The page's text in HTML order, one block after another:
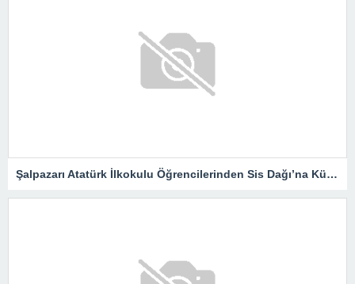
Şalpazarı Atatürk İlkokulu Öğrencilerinden Sis Dağı’na Kültür Gezisi